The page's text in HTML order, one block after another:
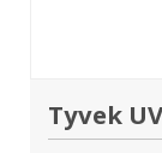
Tyvek